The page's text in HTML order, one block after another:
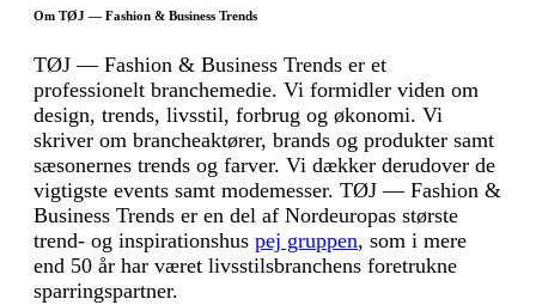
Om TØJ — Fashion & Business Trends
TØJ — Fashion & Business Trends er et
professionelt branchemedie. Vi formidler viden om
design, trends, livsstil, forbrug og økonomi. Vi
skriver om brancheaktører, brands og produkter samt
sæsonernes trends og farver. Vi dækker derudover de
vigtigste events samt modemesser. TØJ — Fashion &
Business Trends er en del af Nordeuropas største
trend- og inspirationshus pej gruppen, som i mere
end 50 år har været livsstilsbranchens foretrukne
sparringspartner.